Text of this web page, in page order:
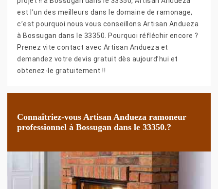
est l’un des meilleurs dans le domaine de ramonage,
c’est pourquoi nous vous conseillons Artisan Andueza
à Bossugan dans le 33350. Pourquoi réfléchir encore ?
Prenez vite contact avec Artisan Andueza et
demandez votre devis gratuit dès aujourd’hui et
obtenez-le gratuitement !!
Connaîtriez-vous Artisan Andueza ramoneur
professionnel à Bossugan dans le 33350.?